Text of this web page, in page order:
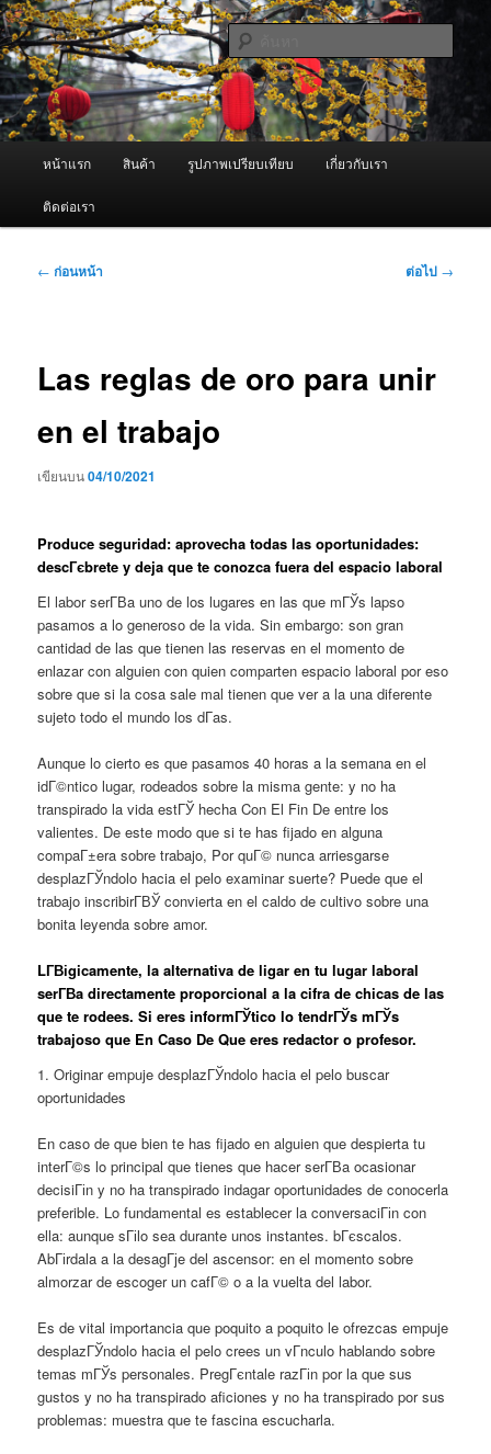
ข้าม
ไป
ยัง
เนื้อหา
หลัก ผู้นำเข้าเครื่องพ่นหมอกควัน Best
Fogger / Fogger One และ อะไหล่
จำหน่ายเครื่องพ่นหมอกควัน คุณภาพดี บริการด้วยความจริงใจ
หน้าแรก สินค้า รูปภาพเปรียบเทียบ เกี่ยวกับเรา
ติดต่อเรา
เมนู
← ก่อนหน้า ต่อไป →
Las reglas de oro para unir
en el trabajo
เขียนบน04/10/2021
Produce seguridad: aprovecha todas las oportunidades:
descГєbrete y deja que te conozca fuera del espacio laboral
El labor serГ­В­a uno de los lugares en las que mГЎs lapso
pasamos a lo generoso de la vida. Sin embargo: son gran
cantidad de las que tienen las reservas en el momento de
enlazar con alguien con quien comparten espacio laboral por eso
sobre que si la cosa sale mal tienen que ver a la una diferente
sujeto todo el mundo los dГ­as.
Aunque lo cierto es que pasamos 40 horas a la semana en el
idГ©ntico lugar, rodeados sobre la misma gente: y no ha
transpirado la vida estГЎ hecha Con El Fin De entre los
valientes. De este modo que si te has fijado en alguna
compaГ±era sobre trabajo, Por quГ© nunca arriesgarse
desplazГЎndolo hacia el pelo examinar suerte? Puede que el
trabajo inscribirГ­ВЎ convierta en el caldo de cultivo sobre una
bonita leyenda sobre amor.
LГ­Віgicamente, la alternativa de ligar en tu lugar laboral
serГ­В­a directamente proporcional a la cifra de chicas de las
que te rodees. Si eres informГЎtico lo tendrГЎs mГЎs
trabajoso que En Caso De Que eres redactor o profesor.
1. Originar empuje desplazГЎndolo hacia el pelo buscar
oportunidades
En caso de que bien te has fijado en alguien que despierta tu
interГ©s lo principal que tienes que hacer serГ­В­a ocasionar
decisiГіn y no ha transpirado indagar oportunidades de conocerla
preferible. Lo fundamental es establecer la conversaciГіn con
ella: aunque sГіlo sea durante unos instantes. bГєscalos.
AbГіrdala a la desagГјe del ascensor: en el momento sobre
almorzar de escoger un cafГ© o a la vuelta del labor.
Es de vital importancia que poquito a poquito le ofrezcas empuje
desplazГЎndolo hacia el pelo crees un vГ­nculo hablando sobre
temas mГЎs personales. PregГєntale razГіn por la que sus
gustos y no ha transpirado aficiones y no ha transpirado por sus
problemas: muestra que te fascina escucharla.